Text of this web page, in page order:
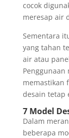
cocok
meresap air
Sementara
yang tahan
air atau
memastikan
desain tetap
7 Model
Dalam
beberapa